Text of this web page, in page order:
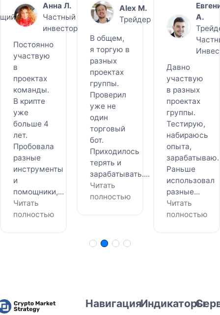
Анна Л.
Частный
инвестор
Постоянно
участвую
в
проектах
команды.
В крипте
уже
больше 4
лет.
Пробовала
разные
инструменты
и
помощники,...
Читать
полностью
Alex M.
Трейдер
В общем,
я торгую в
разных
проектах
группы.
Проверил
уже не
один
торговый
бот.
Приходилось
терять и
зарабатывать....
Читать
полностью
A.
Давно
участвую
в разных
проектах
группы.
Тестирую,
набираюсь
опыта,
зарабатываю.
Раньше
использовал
разные...
Читать
полностью
НавигацияИндикаторы